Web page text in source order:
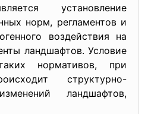
установление
норм, регламентов и
воздействия на
ландшафтов. Условие
нормативов, при
структурно-
ландшафтов,